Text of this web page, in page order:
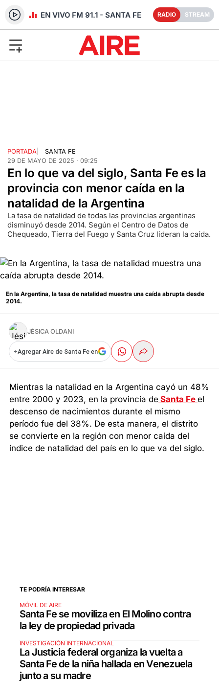
RADIO EN VIVO FM 91.1 - SANTA FE RADIO STREAM
PORTADA
SANTA FE
29 DE MAYO DE 2025 · 09:25
En lo que va del siglo, Santa Fe es la
provincia con menor caída en la
natalidad de la Argentina
La tasa de natalidad de todas las provincias argentinas
disminuyó desde 2014. Según el Centro de Datos de
Chequeado, Tierra del Fuego y Santa Cruz lideran la caída.
En la Argentina, la tasa de natalidad muestra una caída abrupta desde
2014.
JÉSICA OLDANI
+Agregar Aire de Santa Fe en
Mientras la natalidad en la Argentina cayó un 48%
entre 2000 y 2023, en la provincia de Santa Feel
descenso de nacimientos durante el mismo
período fue del 38%. De esta manera, el distrito
se convierte en la región con menor caída del
índice de natalidad del país en lo que va del siglo.
TE PODRÍA INTERESAR
MÓVIL DE AIRE
Santa Fe se moviliza en El Molino contra
la ley de propiedad privada
INVESTIGACIÓN INTERNACIONAL
La Justicia federal organiza la vuelta a
Santa Fe de la niña hallada en Venezuela
junto a su madre